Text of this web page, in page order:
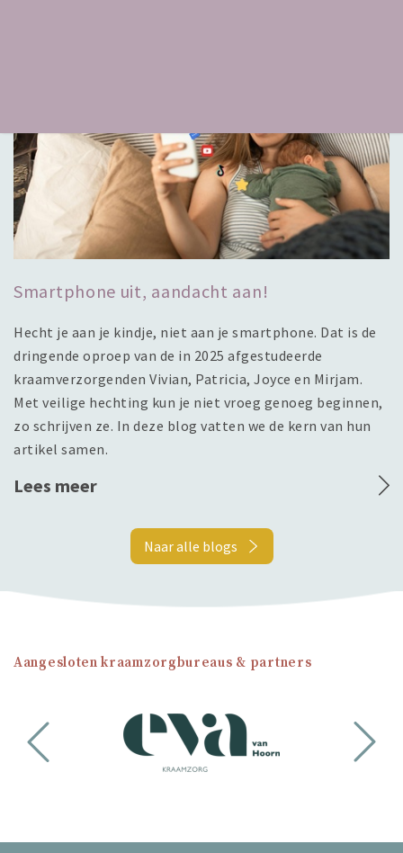
Smartphone uit, aandacht aan!
Hecht je aan je kindje, niet aan je smartphone. Dat is de
dringende oproep van de in 2025 afgestudeerde
kraamverzorgenden Vivian, Patricia, Joyce en Mirjam.
Met veilige hechting kun je niet vroeg genoeg beginnen,
zo schrijven ze. In deze blog vatten we de kern van hun
artikel samen.
Lees meer
Naar alle blogs
Aangesloten kraamzorgbureaus & partners